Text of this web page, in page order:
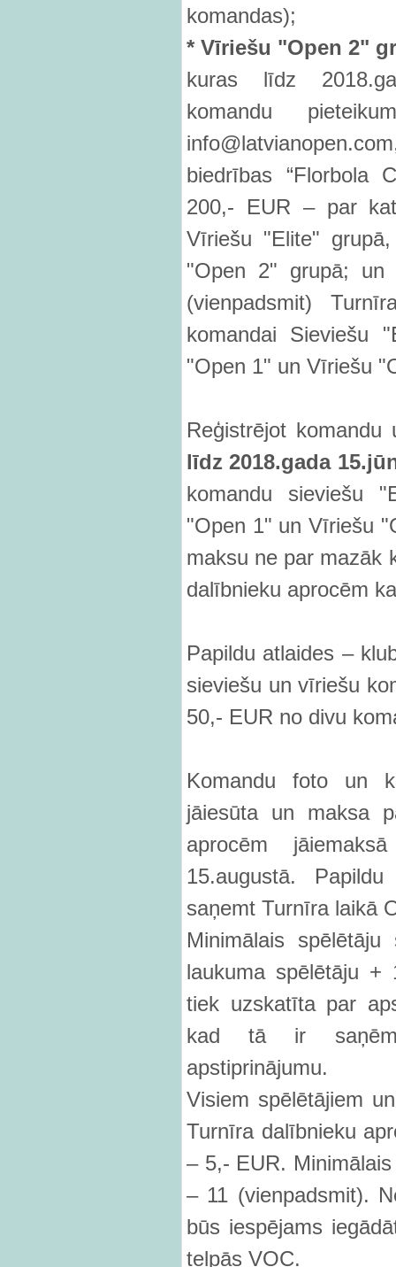
komandas);
* Vīriešu "Open 2"
kuras līdz
komandu
biedrības “Florbola
200,- EUR – par
Vīriešu "Elite"
"Open 2" grupā;
(vienpadsmit)
komandai Sieviešu
"Open 1" un Vīriešu
Reģistrējot
līdz 2018.gada 1
komandu sieviešu
"Open 1" un Vīriešu
maksu ne par mazāk
dalībnieku aprocēm
Papildu atlaides –
sieviešu un vīriešu
50,- EUR no divu
Komandu foto un
jāiesūta un maksa
aprocēm
15.augustā.
saņemt Turnīra laikā
Minimālais
laukuma spēlētāju +
tiek uzskatīta par
kad tā ir
apstiprinājumu.
Visiem spēlētājiem
Turnīra dalībnieku
– 5,- EUR.
– 11 (vienpadsmit).
būs iespējams
telpās VOC.